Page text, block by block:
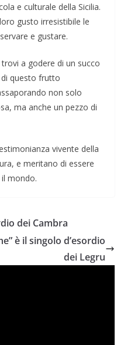
e culturale della Sicilia.
gusto irresistibile le
e gustare.
a godere di un succo
questo frutto
non solo
ma anche un pezzo di
vivente della
e meritano di essere
mondo.
dei Cambra
è il singolo d’esordio
dei Legru